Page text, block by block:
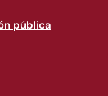
pública